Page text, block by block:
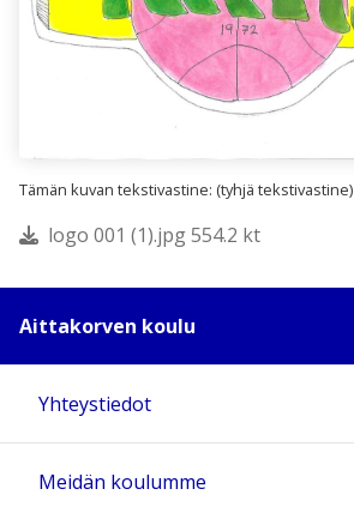
Tämän kuvan tekstivastine: (tyhjä tekstivastine)
logo 001 (1).jpg 554.2 kt
Aittakorven koulu
Yhteystiedot
Meidän koulumme